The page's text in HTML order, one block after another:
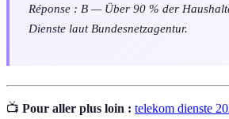
Réponse : B — Über 90 % der
Dienste laut Bundesnetzagentur.
📺 Pour aller plus loin : telekom dienste